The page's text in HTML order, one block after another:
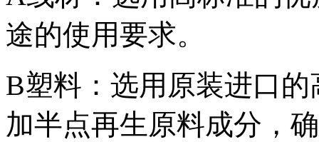
途的使用要求。
B塑料：选用原装进口
加半点再生原料成分，